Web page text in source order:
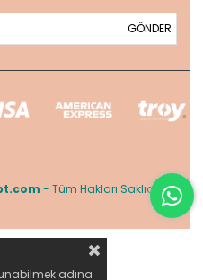
GÖNDER
- Tüm Hakları Saklıdır.
adına